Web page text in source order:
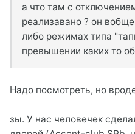
а что там с
реализавано ? он
либо режимах типа
превышении каких то
Надо посмотреть, но
зы. У нас человечек